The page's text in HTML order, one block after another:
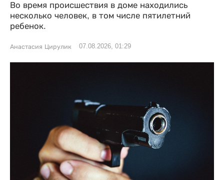
Во время происшествия в доме находились
несколько человек, в том числе пятилетний
ребенок.
Анастасия Цирулик 07.08.2026, 01:29